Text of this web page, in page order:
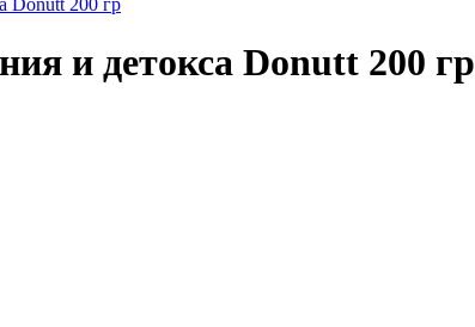
Donutt 200 гр
и детокса Donutt 200 гр